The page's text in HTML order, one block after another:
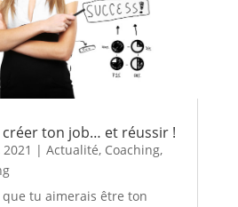
ton job… et réussir !
2021 | Actualité, Coaching,
tu aimerais être ton